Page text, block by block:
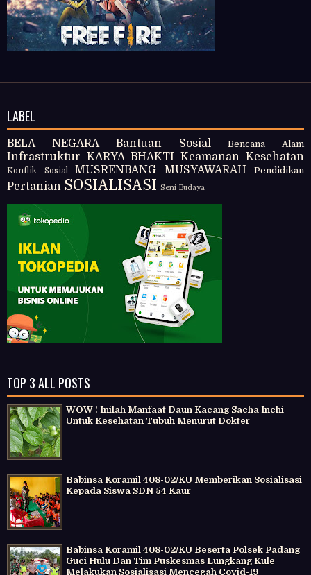
LABEL
BELA NEGARA Bantuan Sosial Bencana Alam
Infrastruktur KARYA BHAKTI Keamanan Kesehatan
Konflik Sosial MUSRENBANG MUSYAWARAH Pendidikan
Pertanian SOSIALISASI Seni Budaya
TOP 3 ALL POSTS
WOW ! Inilah Manfaat Daun Kacang Sacha Inchi
Untuk Kesehatan Tubuh Menurut Dokter
Babinsa Koramil 408-02/KU Memberikan Sosialisasi
Kepada Siswa SDN 54 Kaur
Babinsa Koramil 408-02/KU Beserta Polsek Padang
Guci Hulu Dan Tim Puskesmas Lungkang Kule
Melakukan Sosialisasi Mencegah Covid-19